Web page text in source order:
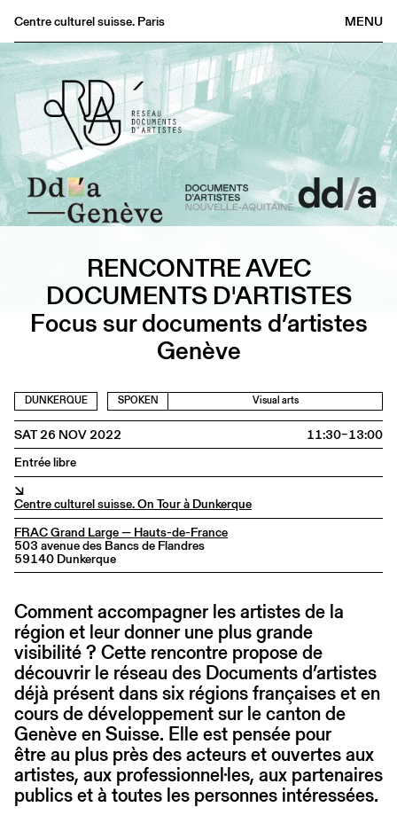
MENU
Centre culturel suisse. Paris
Agenda
Bookshop
Buvette
Archives
Medias
Publications
About
RENCONTRE AVEC
DOCUMENTS D'ARTISTES
Focus sur documents d’artistes
Genève
DUNKERQUE SPOKEN Visual arts
SAT 26 NOV 2022
11:30–13:00
Entrée libre
↘
Centre culturel suisse. On Tour à Dunkerque
FRAC Grand Large — Hauts-de-France
503 avenue des Bancs de Flandres
59140 Dunkerque
Comment accompagner les artistes de la
région et leur donner une plus grande
visibilité ? Cette rencontre propose de
découvrir le réseau des Documents d’artistes
déjà présent dans six régions françaises et en
cours de développement sur le canton de
Genève en Suisse. Elle est pensée pour
être au plus près des acteurs et ouvertes aux
artistes, aux professionnel·les, aux partenaires
publics et à toutes les personnes intéressées.